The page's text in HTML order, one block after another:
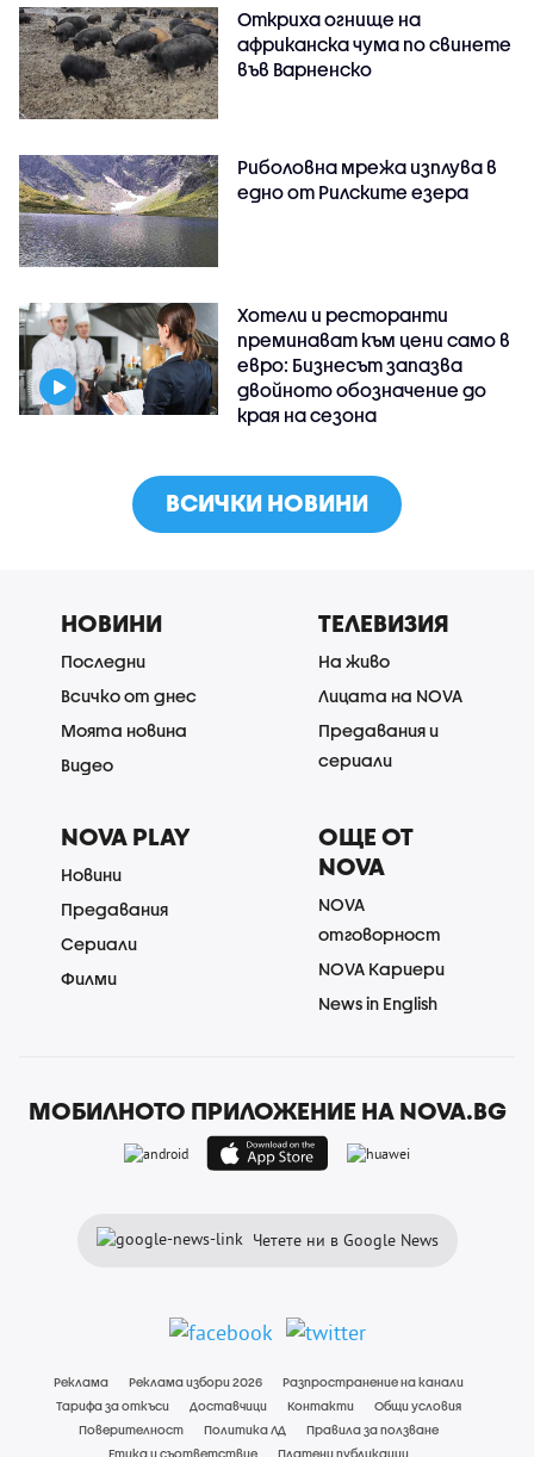
Откриха огнище на
африканска чума по свинете
във Варненско
Риболовна мрежа изплува в
едно от Рилските езера
Хотели и ресторанти
преминават към цени само в
евро: Бизнесът запазва
двойното обозначение до
края на сезона
ВСИЧКИ НОВИНИ
НОВИНИ
Последни
Всичко от днес
Моята новина
Видео
ТЕЛЕВИЗИЯ
На живо
Лицата на NOVA
Предавания и
сериали
NOVA PLAY
Новини
Предавания
Сериали
Филми
ОЩЕ ОТ
NOVA
NOVA
отговорност
NOVA Кариери
News in English
МОБИЛНОТО ПРИЛОЖЕНИЕ НА NOVA.BG
Четете ни в Google News
Реклама Реклама избори 2026
Разпространение на канали
Тарифа за откъси
Доставчици Контакти
Общи условия
Поверителност
Политика ЛД
Правила за ползване
Етика и съответствие
Платени публикации